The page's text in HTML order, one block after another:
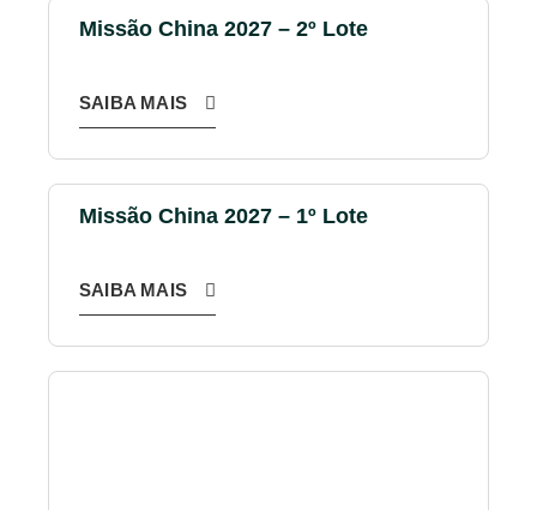
Missão China 2027 – 2º Lote
SAIBA MAIS
Missão China 2027 – 1º Lote
SAIBA MAIS